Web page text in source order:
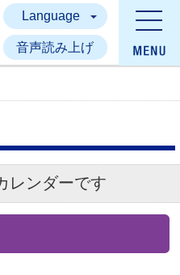
かすみがうら市
Language
音声読み上げ
レンダーです